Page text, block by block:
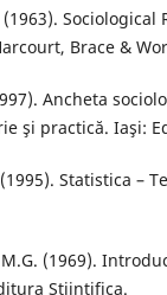
Sociological
Brace &
Ancheta
şi practică. Iaşi:
Statistica –
(1969).
Stiintifica.